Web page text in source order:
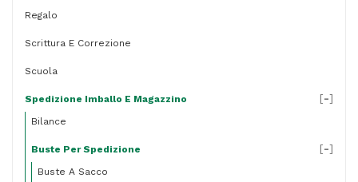
Regalo
Scrittura E Correzione
Scuola
Spedizione Imballo E Magazzino
Bilance
Buste Per Spedizione
Buste A Sacco
[-]
[-]